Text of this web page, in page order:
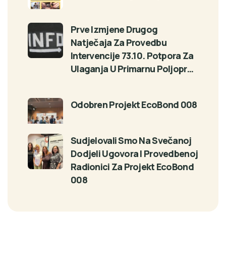
Prve Izmjene Drugog
Natječaja Za Provedbu
Intervencije 73.10. Potpora Za
Ulaganja U Primarnu Poljopr…
Odobren Projekt EcoBond 008
Sudjelovali Smo Na Svečanoj
Dodjeli Ugovora I Provedbenoj
Radionici Za Projekt EcoBond
008